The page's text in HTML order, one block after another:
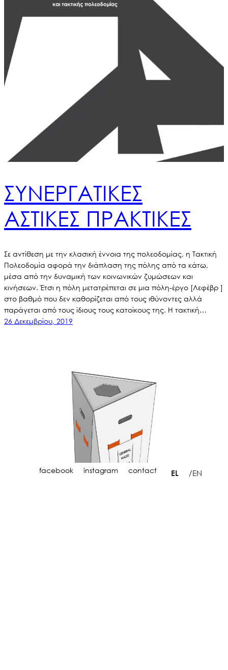
facebook instagram contact EL EN
ΣΥΝΕΡΓΑΤΙΚΕΣ
ΑΣΤΙΚΕΣ ΠΡΑΚΤΙΚΕΣ
Σε αντίθεση με την κλασική έννοια της πολεοδομίας, η Τακτική
Πολεοδομία αφορά την διάπλαση της πόλης από τα κάτω,
μέσα από την δυναμική των κοινωνικών ζυμώσεων και
κινήσεων. Έτσι η πόλη μετατρέπεται σε μια πόλη-έργο [Λεφέβρ ]
στο βαθμό που δεν καθορίζεται από τους ιθύνοντες αλλά
παράγεται από τους ίδιους τους κατοίκους της. Η τακτική…
26 Δεκεμβρίου, 2019